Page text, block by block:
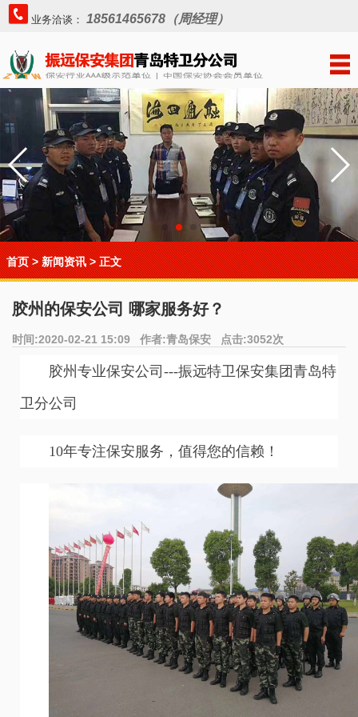
业务洽谈： 18561465678（周经理）
首页>新闻资讯> 正文
胶州的保安公司 哪家服务好？
时间:2020-02-21 15:09 作者:青岛保安 点击:3052次
胶州专业保安公司---振远特卫保安集团青岛特
卫分公司
10年专注保安服务，值得您的信赖！